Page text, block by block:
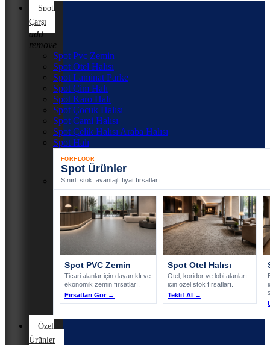
Spot
Çarşı
add
remove
Spot Pvc Zemin
Spot Otel Halısı
Spot Laminat Parke
Spot Çim Halı
Spot Karo Halı
Spot Çocuk Halısı
Spot Cami Halısı
Spot Çelik Halısı Araba Halısı
Spot Halı
FORFLOOR
Spot Ürünler
Sınırlı stok, avantajlı fiyat fırsatları
Spot PVC Zemin
Ticari alanlar için dayanıklı ve
ekonomik zemin fırsatları.
Fırsatları Gör →
Spot Otel Halısı
Otel, koridor ve lobi alanları
için özel stok fırsatları.
Teklif Al →
Özel
Ürünler